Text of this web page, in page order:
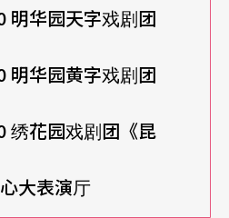
明华园天字戏剧团
明华园黄字戏剧团
绣花园戏剧团《昆
大表演厅